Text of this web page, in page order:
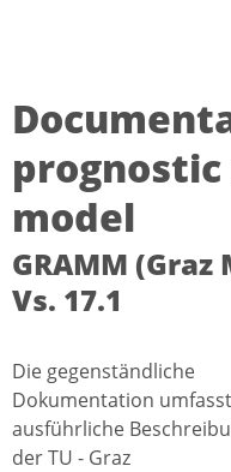
prognostic
model
GRAMM
Vs. 17.1
Die gegenständliche
Dokumentation
ausführliche
der TU - Graz